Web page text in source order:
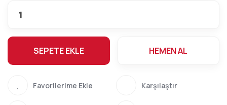
SEPETE EKLE HEMEN AL
Karşılaştır